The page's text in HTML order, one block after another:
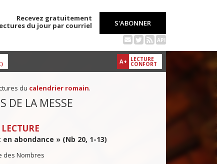
Recevez gratuitement
du jour par courriel
S'ABONNER
API
A+ LECTURE
CONFORT
du calendrier romain.
DE LA MESSE
en abondance » (Nb 20, 1-13)
des Nombres